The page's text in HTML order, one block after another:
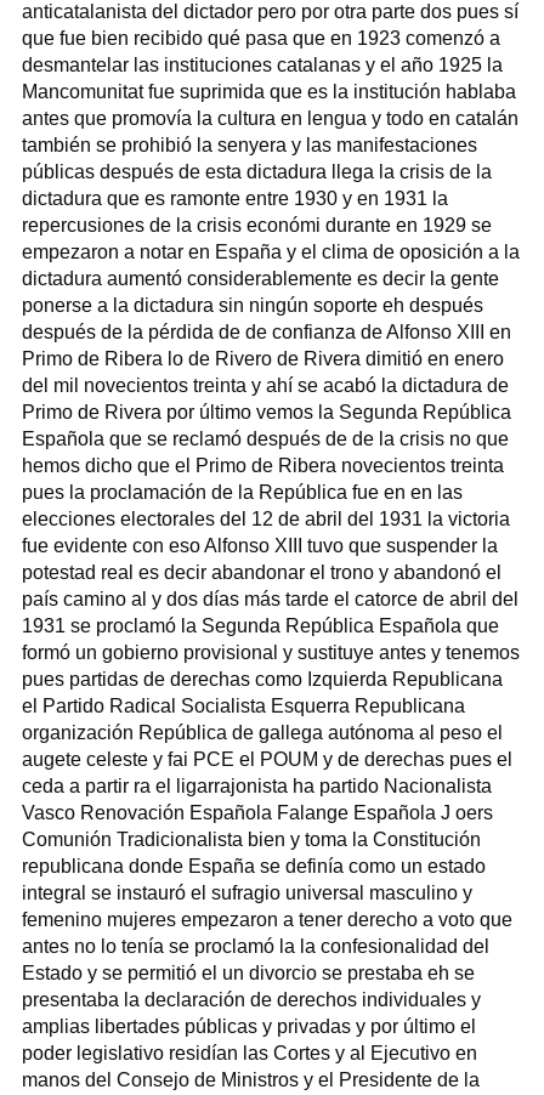
anticatalanista del dictador pero por otra parte dos pues sí
que fue bien recibido qué pasa que en 1923 comenzó a
desmantelar las instituciones catalanas y el año 1925 la
Mancomunitat fue suprimida que es la institución hablaba
antes que promovía la cultura en lengua y todo en catalán
también se prohibió la senyera y las manifestaciones
públicas después de esta dictadura llega la crisis de la
dictadura que es ramonte entre 1930 y en 1931 la
repercusiones de la crisis económi durante en 1929 se
empezaron a notar en España y el clima de oposición a la
dictadura aumentó considerablemente es decir la gente
ponerse a la dictadura sin ningún soporte eh después
después de la pérdida de de confianza de Alfonso XIII en
Primo de Ribera lo de Rivero de Rivera dimitió en enero
del mil novecientos treinta y ahí se acabó la dictadura de
Primo de Rivera por último vemos la Segunda República
Española que se reclamó después de de la crisis no que
hemos dicho que el Primo de Ribera novecientos treinta
pues la proclamación de la República fue en en las
elecciones electorales del 12 de abril del 1931 la victoria
fue evidente con eso Alfonso XIII tuvo que suspender la
potestad real es decir abandonar el trono y abandonó el
país camino al y dos días más tarde el catorce de abril del
1931 se proclamó la Segunda República Española que
formó un gobierno provisional y sustituye antes y tenemos
pues partidas de derechas como Izquierda Republicana
el Partido Radical Socialista Esquerra Republicana
organización República de gallega autónoma al peso el
augete celeste y fai PCE el POUM y de derechas pues el
ceda a partir ra el ligarrajonista ha partido Nacionalista
Vasco Renovación Española Falange Española J oers
Comunión Tradicionalista bien y toma la Constitución
republicana donde España se definía como un estado
integral se instauró el sufragio universal masculino y
femenino mujeres empezaron a tener derecho a voto que
antes no lo tenía se proclamó la la confesionalidad del
Estado y se permitió el un divorcio se prestaba eh se
presentaba la declaración de derechos individuales y
amplias libertades públicas y privadas y por último el
poder legislativo residían las Cortes y al Ejecutivo en
manos del Consejo de Ministros y el Presidente de la